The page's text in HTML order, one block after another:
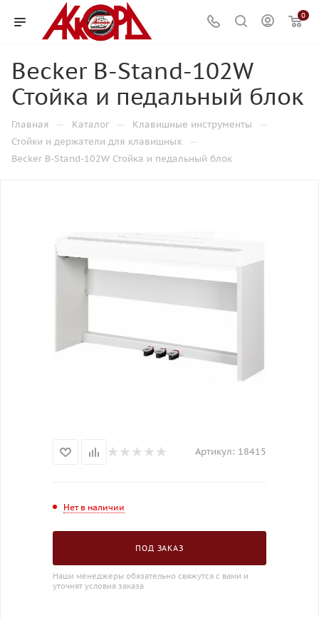
0
Becker B-Stand-102W
Стойка и педальный блок
Главная — Каталог — Клавишные инструменты —
Стойки и держатели для клавишных —
Becker B-Stand-102W Стойка и педальный блок
Артикул: 18415
Нет в наличии
ПОД ЗАКАЗ
Наши менеджеры обязательно свяжутся с вами и
уточнят условия заказа